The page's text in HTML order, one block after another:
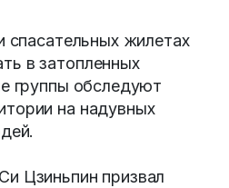
спасательных жилетах
в затопленных
группы обследуют
на надувных
Цзиньпин призвал